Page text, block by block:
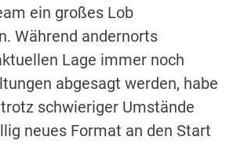
ein großes Lob
Während andernorts
Lage immer noch
abgesagt werden, habe
schwieriger Umstände
neues Format an den Start